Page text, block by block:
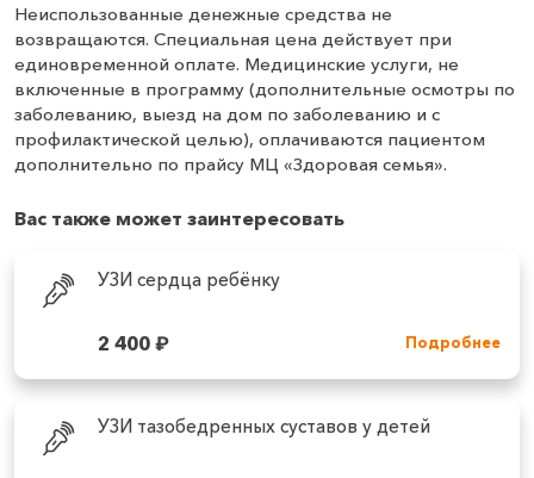
Неиспользованные денежные средства не
возвращаются. Специальная цена действует при
единовременной оплате. Медицинские услуги, не
включенные в программу (дополнительные осмотры по
заболеванию, выезд на дом по заболеванию и с
профилактической целью), оплачиваются пациентом
дополнительно по прайсу МЦ «Здоровая семья».
Вас также может заинтересовать
УЗИ сердца ребёнку
2 400₽ Подробнее
УЗИ тазобедренных суставов у детей